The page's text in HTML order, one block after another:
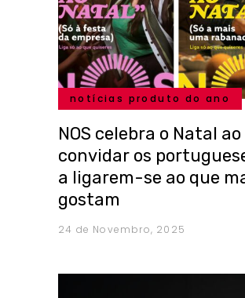
notícias produto do ano
NOS celebra o Natal ao
convidar os
a ligarem-se ao que
gostam
24 de Novembro, 2025